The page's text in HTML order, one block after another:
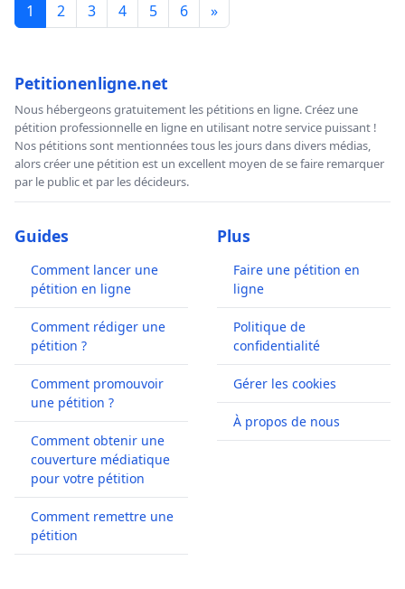
1 2 3 4 5 6 »
Petitionenligne.net
Nous hébergeons gratuitement les pétitions en ligne. Créez une
pétition professionnelle en ligne en utilisant notre service puissant !
Nos pétitions sont mentionnées tous les jours dans divers médias,
alors créer une pétition est un excellent moyen de se faire remarquer
par le public et par les décideurs.
Guides
Comment lancer une
pétition en ligne
Comment rédiger une
pétition ?
Comment promouvoir
une pétition ?
Comment obtenir une
couverture médiatique
pour votre pétition
Comment remettre une
pétition
Plus
Faire une pétition en
ligne
Politique de
confidentialité
Gérer les cookies
À propos de nous